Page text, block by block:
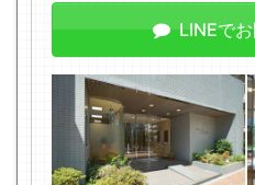
LINEで